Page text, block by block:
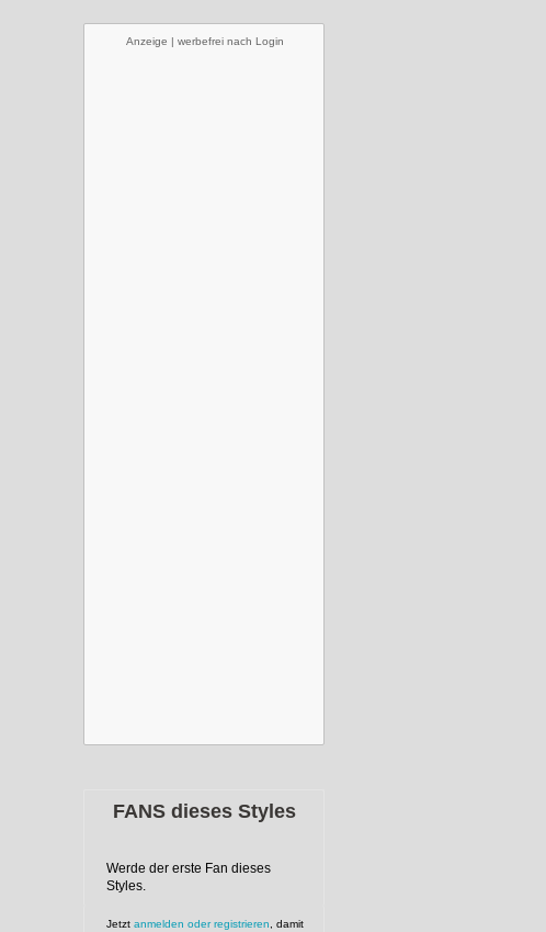
Anzeige | werbefrei nach Login
FANS dieses Styles
Werde der erste Fan dieses
Styles.
Jetzt anmelden oder registrieren , damit